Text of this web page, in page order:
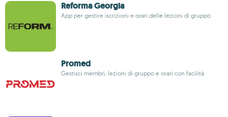
Reforma Georgia
App per gestire iscrizioni e orari delle lezioni di gruppo
Promed
Gestisci membri, lezioni di gruppo e orari con facilità